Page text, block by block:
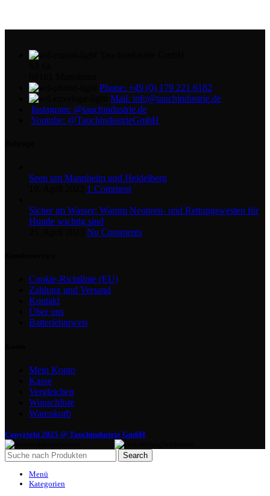
Phone: +49 (0) 179 221 6182
Mail: info@tauchindustrie.de
Instagram: @tauchindustrie.de
Youtube: @TauchindustrieGmbH
Seen um Mannheim und Heidelberg
1 Comment
Sicher im Wasser: Warum Neopren- und Rettungswesten für
Hunde wichtig sind
No Comments
Cookie-Richtlinie (EU)
Zahlung und Versand
Kontakt
Über uns
Batteriehinweis
Mein Konto
Kasse
Vergleichen
Wunschliste
Warenkorb
Copyright 2025 @ Tauchindustrie GmbH
Search
Menü
Kategorien